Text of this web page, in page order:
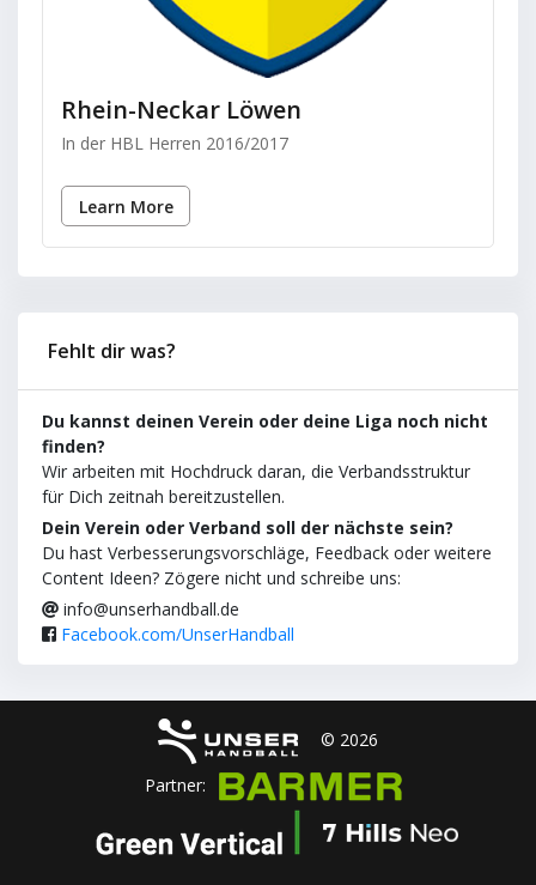
Rhein-Neckar Löwen
In der HBL Herren 2016/2017
Learn More
Fehlt dir was?
Du kannst deinen Verein oder deine Liga noch nicht
finden?
Wir arbeiten mit Hochdruck daran, die Verbandsstruktur
für Dich zeitnah bereitzustellen.
Dein Verein oder Verband soll der nächste sein?
Du hast Verbesserungsvorschläge, Feedback oder weitere
Content Ideen? Zögere nicht und schreibe uns:
info@unserhandball.de
Facebook.com/UnserHandball
© 2026
Partner: